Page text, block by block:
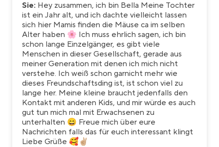
Sie: Hey zusammen, ich bin Bella Meine Tochter
ist ein Jahr alt, und ich dachte vielleicht lassen
sich hier Mamis finden die Mäuse ca im selben
Alter haben 🌸 Ich muss ehrlich sagen, ich bin
schon lange Einzelgänger, es gibt viele
Menschen in dieser Gesellschaft, gerade aus
meiner Generation mit denen ich mich nicht
verstehe. Ich weiß schon garnicht mehr wie
dieses Freundschaftsding ist, ist schon viel zu
lange her. Meine kleine braucht jedenfalls den
Kontakt mit anderen Kids, und mir würde es auch
gut tun mich mal mit Erwachsenen zu
unterhalten 😄 Freue mich über eure
Nachrichten falls das für euch interessant klingt
Liebe Grüße 🥰✌🏼